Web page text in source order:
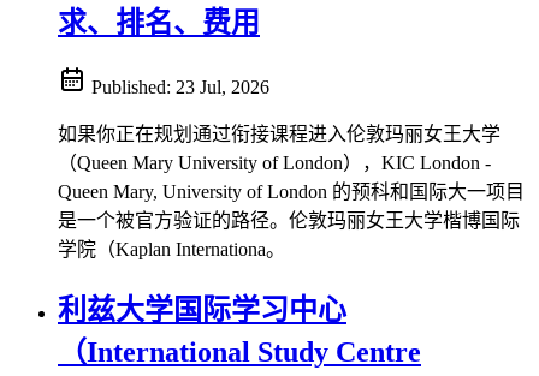
求、排名、费用
Published: 23 Jul, 2026
如果你正在规划通过衔接课程进入伦敦玛丽女王大学
（Queen Mary University of London），KIC London -
Queen Mary, University of London 的预科和国际大一项目
是一个被官方验证的路径。伦敦玛丽女王大学楷博国际
学院（Kaplan Internationa。
利兹大学国际学习中心
（International Study Centre